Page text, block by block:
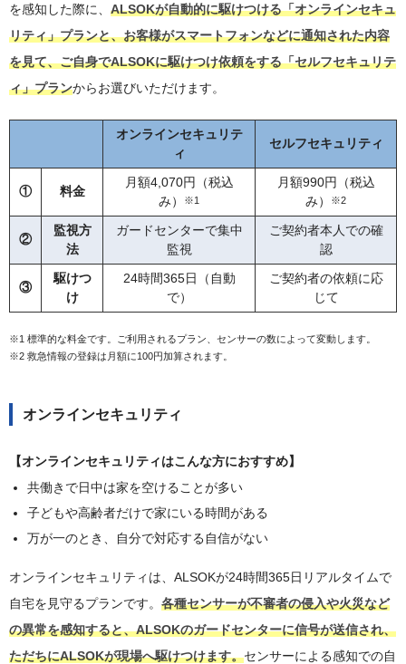
を感知した際に、 ALSOKが自動的に駆けつける「オンラインセキュ
リティ」プランと、お客様がスマートフォンなどに通知された内容
を見て、ご自身でALSOKに駆けつけ依頼をする「セルフセキュリテ
ィ」プランからお選びいただけます。
オンラインセキュリテ
ィ
セルフセキュリティ
① 料金
月額4,070円（税込
み）
※1
月額990円（税込
み）
※2
②
監視方
法
ガードセンターで集中
監視
ご契約者本人での確
認
③
駆けつ
け
24時間365日（自動
で）
ご契約者の依頼に応
じて
※1 標準的な料金です。ご利用されるプラン、センサーの数によって変動します。
※2 救急情報の登録は月額に100円加算されます。
オンラインセキュリティ
【オンラインセキュリティはこんな方におすすめ】
共働きで日中は家を空けることが多い
子どもや高齢者だけで家にいる時間がある
万が一のとき、自分で対応する自信がない
オンラインセキュリティは、ALSOKが24時間365日リアルタイムで
自宅を見守るプランです。 各種センサーが不審者の侵入や火災など
の異常を感知すると、ALSOKのガードセンターに信号が送信され、
ただちにALSOKが現場へ駆けつけます。センサーによる感知での自